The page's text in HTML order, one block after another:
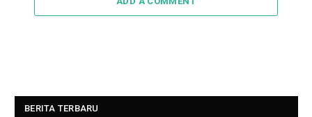
BERITA TERBARU